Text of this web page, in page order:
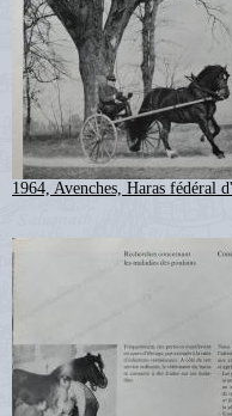
1964, Avenches, Haras fédéral